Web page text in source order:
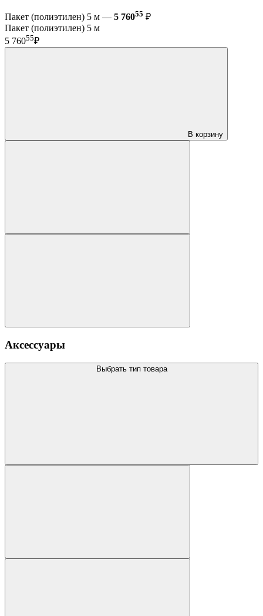
Пакет (полиэтилен) 5 м — 5 76055 ₽
Пакет (полиэтилен) 5 м
5 76055₽
В корзину
Аксессуары
Выбрать тип товара